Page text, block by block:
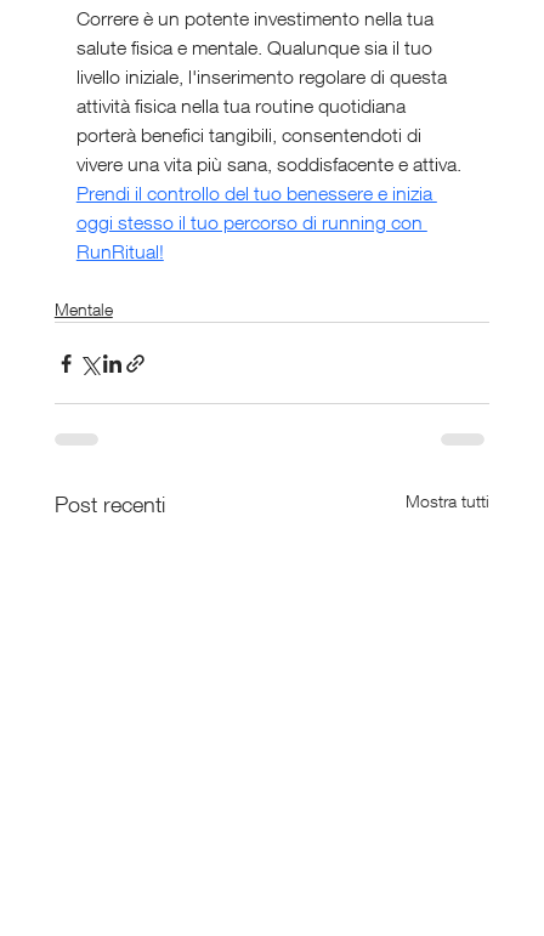
Correre è un potente investimento nella tua
salute fisica e mentale. Qualunque sia il tuo
livello iniziale, l'inserimento regolare di questa
attività fisica nella tua routine quotidiana
porterà benefici tangibili, consentendoti di
vivere una vita più sana, soddisfacente e attiva.
Prendi il controllo del tuo benessere e inizia
oggi stesso il tuo percorso di running con
RunRitual!
Mentale
Post recenti Mostra tutti